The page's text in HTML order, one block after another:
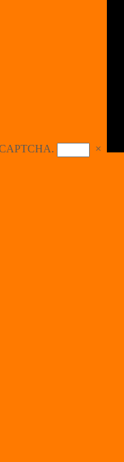
CAPTCHA.
×